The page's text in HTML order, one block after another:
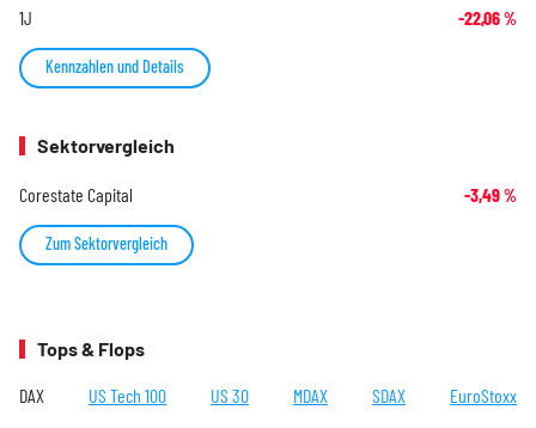
1J -22,06%
Kennzahlen und Details
Sektorvergleich
Corestate Capital -3,49%
Zum Sektorvergleich
Tops & Flops
DAX US Tech 100 US 30 MDAX SDAX EuroStoxx